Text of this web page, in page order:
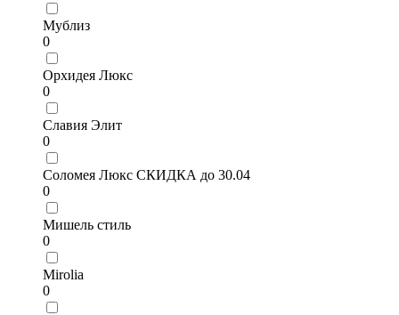
Мублиз
0
Орхидея Люкс
0
Славия Элит
0
Соломея Люкс СКИДКА до 30.04
0
Мишель стиль
0
Mirolia
0